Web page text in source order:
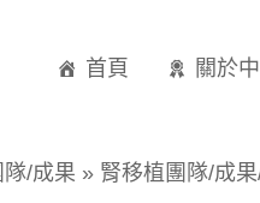
首頁 關於
/成果 腎移植團隊/成